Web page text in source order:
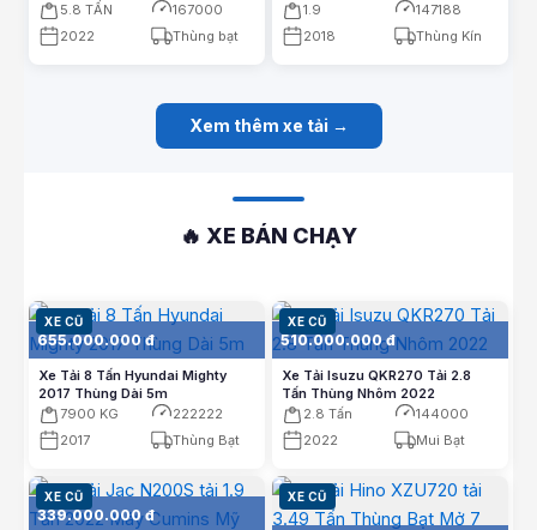
5.8 TẤN
167000
2022
Thùng bạt
1.9
147188
2018
Thùng Kín
Xem thêm xe tải →
🔥 XE BÁN CHẠY
XE CŨ
655.000.000 đ
Xe Tải 8 Tấn Hyundai Mighty
2017 Thùng Dài 5m
7900 KG
222222
2017
Thùng Bạt
XE CŨ
510.000.000 đ
Xe Tải Isuzu QKR270 Tải 2.8
Tấn Thùng Nhôm 2022
2.8 Tấn
144000
2022
Mui Bạt
XE CŨ
339.000.000 đ
XE CŨ